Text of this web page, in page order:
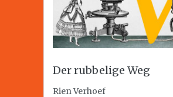
Der rubbelige Weg
Rien Verhoef